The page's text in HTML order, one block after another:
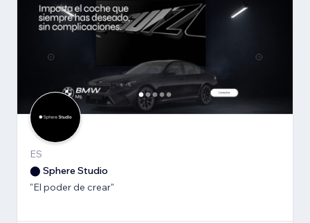
ES
⬤ Sphere Studio
"El poder de crear"